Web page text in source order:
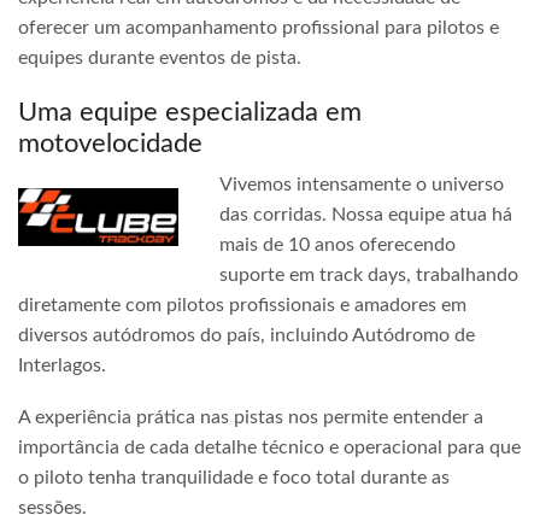
oferecer um acompanhamento profissional para pilotos e
equipes durante eventos de pista.
Uma equipe especializada em
motovelocidade
Vivemos intensamente o universo
das corridas. Nossa equipe atua há
mais de 10 anos oferecendo
suporte em track days, trabalhando
diretamente com pilotos profissionais e amadores em
diversos autódromos do país, incluindo Autódromo de
Interlagos.
A experiência prática nas pistas nos permite entender a
importância de cada detalhe técnico e operacional para que
o piloto tenha tranquilidade e foco total durante as
sessões.